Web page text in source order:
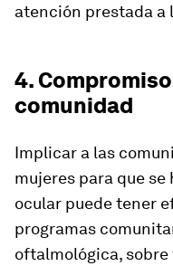
atención prestada a
4.
comunidad
Implicar a las
mujeres para que se
ocular puede tener
programas
oftalmológica,